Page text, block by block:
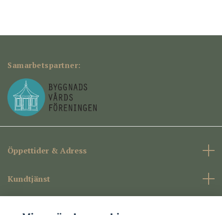
Samarbetspartner:
Öppettider & Adress
Kundtjänst